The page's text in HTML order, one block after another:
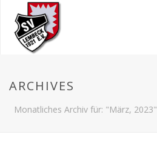
ARCHIVES
Monatliches Archiv für: "März, 2023"